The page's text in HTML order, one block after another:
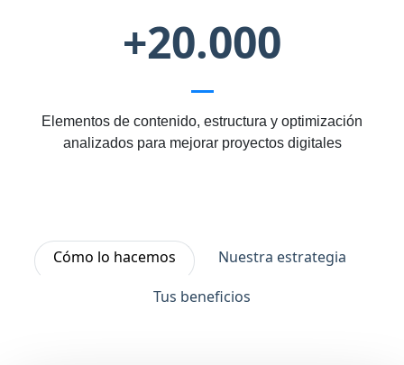
+20.000
Elementos de contenido, estructura y optimización
analizados para mejorar proyectos digitales
Cómo lo hacemos
Nuestra estrategia
Tus beneficios